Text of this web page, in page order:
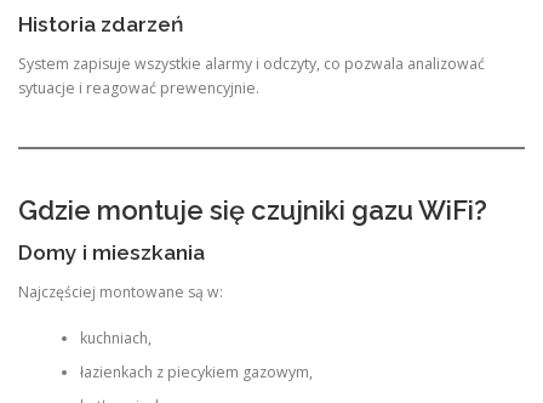
Historia zdarzeń
System zapisuje wszystkie alarmy i odczyty, co pozwala analizować
sytuacje i reagować prewencyjnie.
Gdzie montuje się czujniki gazu WiFi?
Domy i mieszkania
Najczęściej montowane są w:
kuchniach,
łazienkach z piecykiem gazowym,